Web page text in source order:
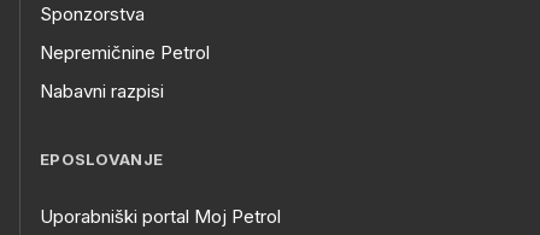
Sponzorstva
Nepremičnine Petrol
Nabavni razpisi
EPOSLOVANJE
Uporabniški portal Moj Petrol